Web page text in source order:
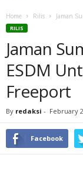
Home Rilis Jaman
RILIS
Jaman
ESDM
Freeport
By redaksi - February
Facebook